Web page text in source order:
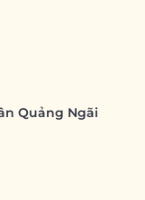
Quảng Ngãi